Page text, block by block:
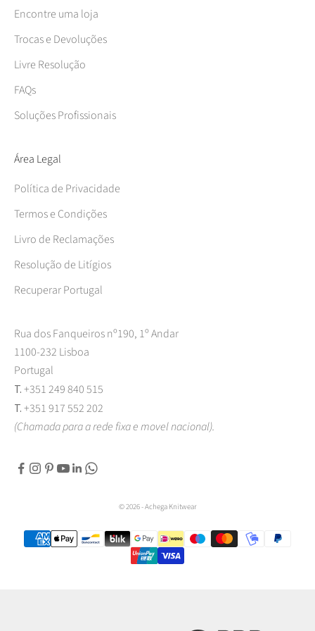
Encontre uma loja
Trocas e Devoluções
Livre Resolução
FAQs
Soluções Profissionais
Área Legal
Política de Privacidade
Termos e Condições
Livro de Reclamações
Resolução de Litígios
Recuperar Portugal
Rua dos Fanqueiros nº190, 1º Andar
1100-232 Lisboa
Portugal
T. +351 249 840 515
T. +351 917 552 202
(Chamada para a rede fixa e movel nacional).
© 2026 - Achega Knitwear